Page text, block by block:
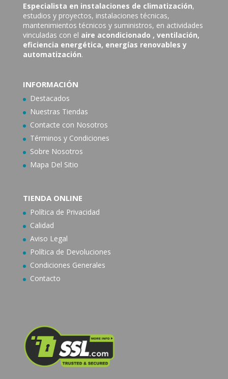
Especialista en instalaciones de climatización,
estudios y proyectos, instalaciones técnicas,
mantenimientos técnicos y suministros, en actividades
vinculadas con el aire acondicionado , ventilación,
eficiencia energética, energías renovables y
automatización.
INFORMACIÓN
Destacados
Nuestras Tiendas
Contacte con Nosotros
Términos y Condiciones
Sobre Nosotros
Mapa Del Sitio
TIENDA ONLINE
Política de Privacidad
Calidad
Aviso Legal
Política de Devoluciones
Condiciones Generales
Contacto